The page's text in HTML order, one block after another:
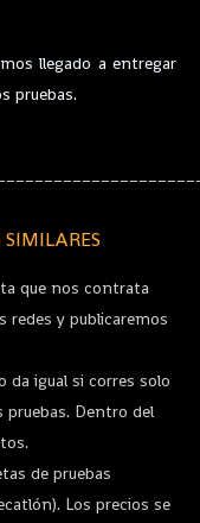
llegado a entregar
pruebas.
SIMILARES
que nos contrata
y publicaremos
igual si corres solo
pruebas. Dentro del
de pruebas
Los precios se